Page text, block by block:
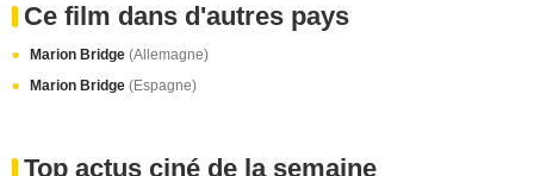
Ce film dans d'autres pays
Marion Bridge (Allemagne)
Marion Bridge (Espagne)
Top actus ciné de la semaine